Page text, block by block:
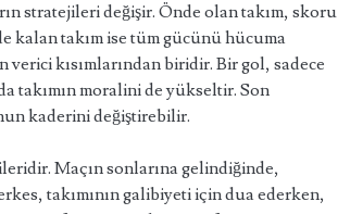
stratejileri değişir. Önde olan takım, skoru
kalan takım ise tüm gücünü hücuma
kısımlarından biridir. Bir gol, sadece
takımın moralini de yükseltir. Son
kaderini değiştirebilir.
Maçın sonlarına gelindiğinde,
takımının galibiyeti için dua ederken,